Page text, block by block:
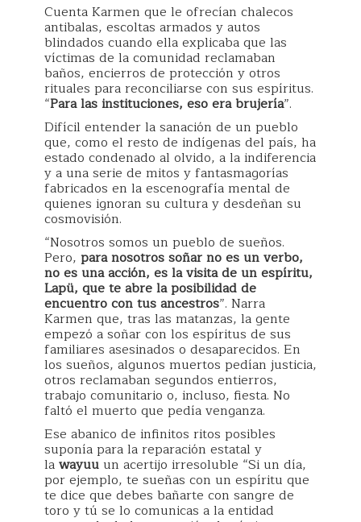
Cuenta Karmen que le ofrecían chalecos
antibalas, escoltas armados y autos
blindados cuando ella explicaba que las
víctimas de la comunidad reclamaban
baños, encierros de protección y otros
rituales para reconciliarse con sus espíritus.
“Para las instituciones, eso era brujería”.
Difícil entender la sanación de un pueblo
que, como el resto de indígenas del país, ha
estado condenado al olvido, a la indiferencia
y a una serie de mitos y fantasmagorías
fabricados en la escenografía mental de
quienes ignoran su cultura y desdeñan su
cosmovisión.
“Nosotros somos un pueblo de sueños.
Pero, para nosotros soñar no es un verbo,
no es una acción, es la visita de un espíritu,
Lapü, que te abre la posibilidad de
encuentro con tus ancestros”. Narra
Karmen que, tras las matanzas, la gente
empezó a soñar con los espíritus de sus
familiares asesinados o desaparecidos. En
los sueños, algunos muertos pedían justicia,
otros reclamaban segundos entierros,
trabajo comunitario o, incluso, fiesta. No
faltó el muerto que pedía venganza.
Ese abanico de infinitos ritos posibles
suponía para la reparación estatal y
lawayuuun acertijo irresoluble “Si un día,
por ejemplo, te sueñas con un espíritu que
te dice que debes bañarte con sangre de
toro y tú se lo comunicas a la entidad